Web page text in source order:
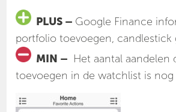
PLUS – Google Finance
portfolio toevoegen, candlestick
MIN – Het aantal aandelen
toevoegen in de watchlist is nog